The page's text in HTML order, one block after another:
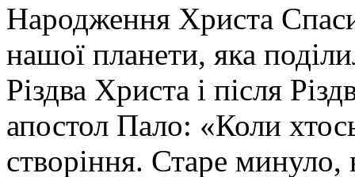
Народження Христа
нашої планети, яка
Різдва Христа і після
апостол Пало: «Коли
створіння. Старе